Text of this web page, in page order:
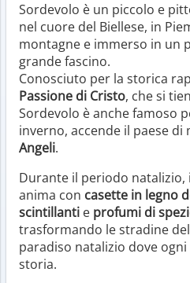
Sordevolo è un piccolo e
nel cuore del Biellese, in
montagne e immerso in un
grande fascino.
Conosciuto per la storica
Passione di Cristo, che si
Sordevolo è anche famoso
inverno, accende il paese di
Angeli.
Durante il periodo
anima con casette in legno
scintillanti e profumi di
trasformando le stradine
paradiso natalizio dove
storia.